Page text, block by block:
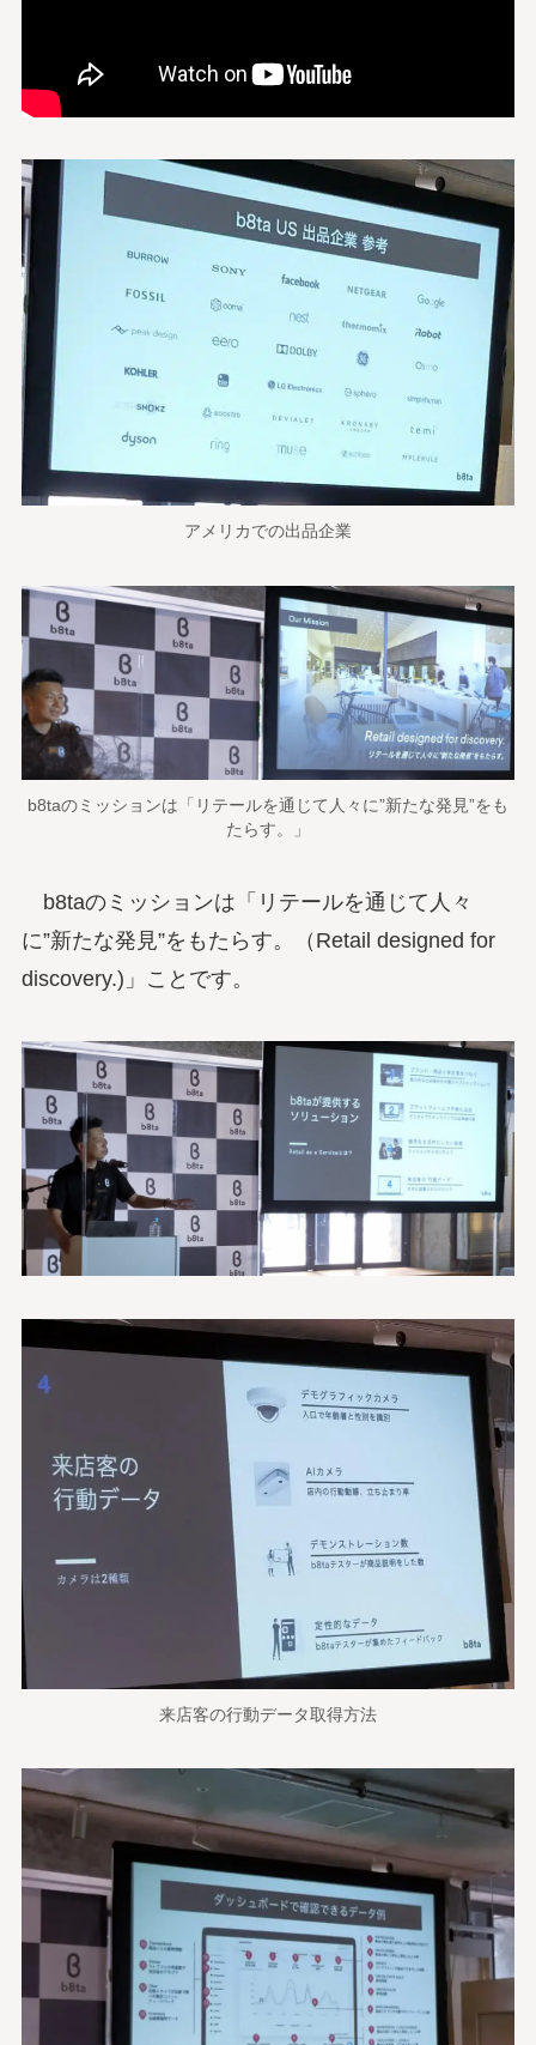
アメリカでの出品企業
b8taのミッションは「リテールを通じて人々に”新たな発見”をも
たらす。」
b8taのミッションは「リテールを通じて人々
に”新たな発見”をもたらす。（Retail designed for
discovery.)」ことです。
来店客の行動データ取得方法